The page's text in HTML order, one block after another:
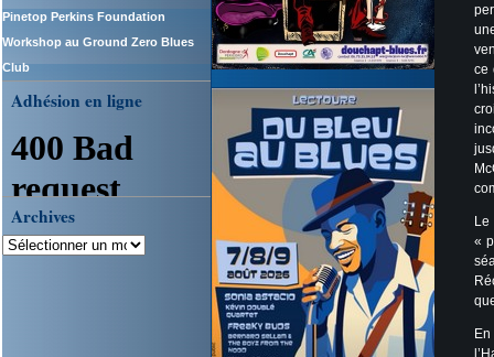
ce
«
Pinetop Perkins Foundation
Workshop au Ground Zero Blues
Club
Adhésion en ligne
Archives